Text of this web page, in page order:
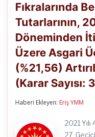
Fıkralarında
Tutarlarının,
Döneminden
Üzere Asgari
(%21,56)
(Karar Sayısı:
Haberi Ekleyen: Eriş YMM
2021
27,